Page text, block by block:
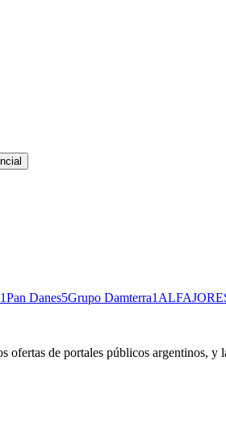
1Pan Danes5Grupo Damterra1
ofertas de portales públicos argentinos,